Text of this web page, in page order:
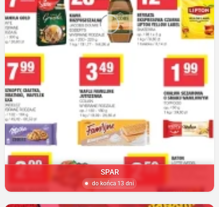
SPAR
do końca 13 dni